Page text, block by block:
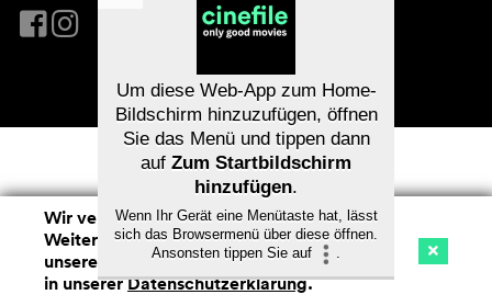
Kino Streaming Watchlist (
Wir verwenden Cookies. Mit dem
Weitersurfen auf cinefile.ch stimmen Sie
unserer Cookie-Nutzung zu. Mehr Infos
in unsererDatenschutzerklärung.
Um diese Web-App zum Home-
Bildschirm hinzuzufügen, öffnen
Sie das Menü und tippen dann
auf Zum Startbildschirm
hinzufügen.
Wenn Ihr Gerät eine Menütaste hat, lässt
sich das Browsermenü über diese öffnen.
Ansonsten tippen Sie auf
.